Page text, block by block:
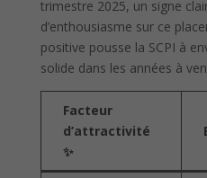
trimestre 2025, un signe
d’enthousiasme sur ce
positive pousse la SCPI à
solide dans les années à
Facteur
d’attractivité
✨